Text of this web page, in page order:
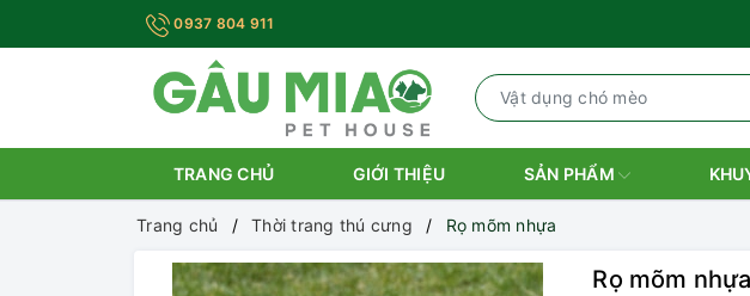
0937 804 911
TRANG CHỦ GIỚI THIỆU SẢN PHẨM
Trang chủ Thời trang thú cưng Rọ mõm nhựa
Rọ mõm nhựa